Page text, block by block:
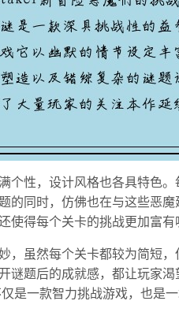
个性，设计风格也各具特色
的同时，仿佛也在与这些恶
使得每个关卡的挑战更加富有
，虽然每个关卡都较为简短
谜题后的成就感，都让玩家
是一款智力挑战游戏，也是一